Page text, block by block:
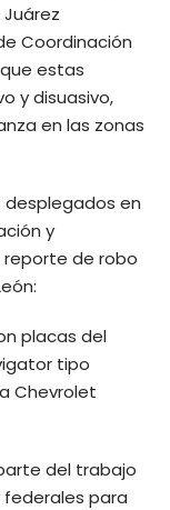
Juárez
Coordinación
estas
y disuasivo,
en las zonas
desplegados en
y
de robo
placas del
tipo
Chevrolet
del trabajo
para